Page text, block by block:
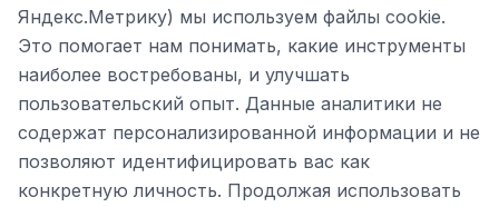
Яндекс.Метрику) мы используем файлы cookie.
Это помогает нам понимать, какие инструменты
наиболее востребованы, и улучшать
пользовательский опыт. Данные аналитики не
содержат персонализированной информации и не
позволяют идентифицировать вас как
конкретную личность. Продолжая использовать